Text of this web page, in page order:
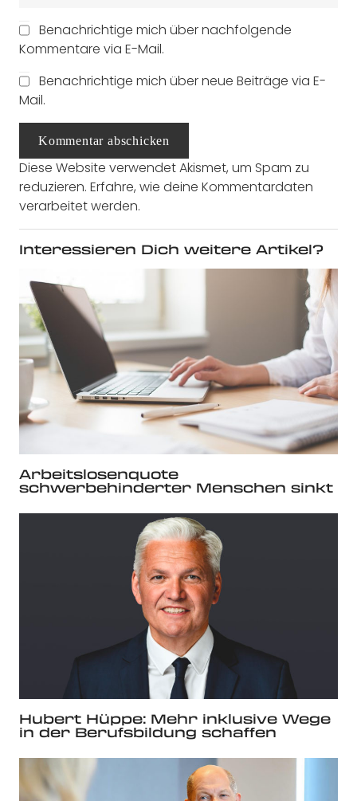
Benachrichtige mich über nachfolgende
Kommentare via E-Mail.
Benachrichtige mich über neue Beiträge via E-
Mail.
Kommentar abschicken
Diese Website verwendet Akismet, um Spam zu
reduzieren. Erfahre, wie deine Kommentardaten
verarbeitet werden.
Interessieren Dich weitere Artikel?
Arbeitslosenquote
schwerbehinderter Menschen sinkt
Hubert Hüppe: Mehr inklusive Wege
in der Berufsbildung schaffen